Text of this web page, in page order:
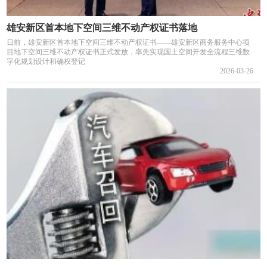
雄安新区首本地下空间三维不动产权证书落地
日前，雄安新区首本地下空间三维不动产权证书——雄安新区商务服务中心项
目地下空间三维不动产权证书正式发放，率先实现国土空间开发全流程三维数
字化规划设计和确权登记
2026-03-26